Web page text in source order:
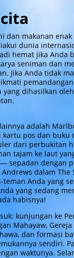
dan makanan
dunia
hemat jika Anda
seniman dan
Jika Anda tidak
yang dihasilkan
adalah
pos dan buku
dari perbukitan
tajam ke laut
sepadan dengan
dalam
Anda yang
yang sedang
habisnya!
kunjungan ke
Mahayaw,
dan formasi
sendiri.
waktunya.